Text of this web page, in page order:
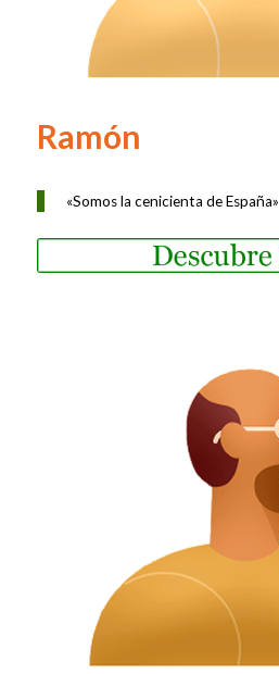
Ramón
«Somos la cenicienta de España»